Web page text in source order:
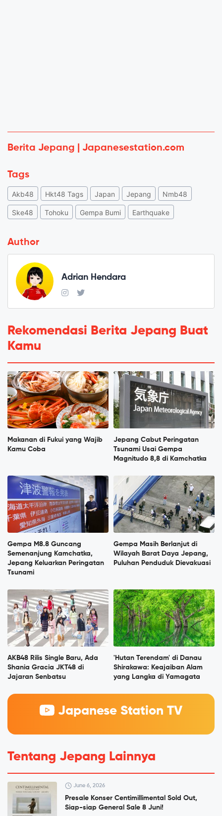
Berita Jepang | Japanesestation.com
Tags
Akb48 Hkt48 Tags Japan Jepang Nmb48
Ske48 Tohoku Gempa Bumi Earthquake
Author
Adrian Hendara
Rekomendasi Berita Jepang Buat
Kamu
Makanan di Fukui yang Wajib
Kamu Coba
Jepang Cabut Peringatan
Tsunami Usai Gempa
Magnitudo 8,8 di Kamchatka
Gempa M8.8 Guncang
Semenanjung Kamchatka,
Jepang Keluarkan Peringatan
Tsunami
Gempa Masih Berlanjut di
Wilayah Barat Daya Jepang,
Puluhan Penduduk Dievakuasi
AKB48 Rilis Single Baru, Ada
Shania Gracia JKT48 di
Jajaran Senbatsu
'Hutan Terendam' di Danau
Shirakawa: Keajaiban Alam
yang Langka di Yamagata
Japanese Station TV
Tentang Jepang Lainnya
June 6, 2026
Presale Konser Centimillimental Sold Out,
Siap-siap General Sale 8 Juni!